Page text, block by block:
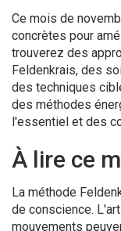
Ce mois de
concrètes pour
trouverez des
Feldenkrais, des
des techniques
des méthodes
l'essentiel et des
À lire ce
La méthode
de conscience.
mouvements